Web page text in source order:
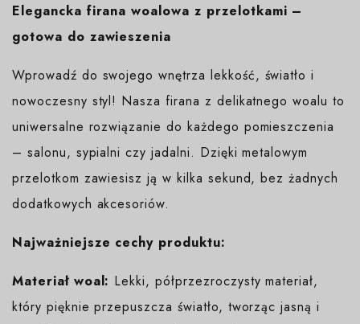
Elegancka firana woalowa z przelotkami –
gotowa do zawieszenia
Wprowadź do swojego wnętrza lekkość, światło i
nowoczesny styl! Nasza firana z delikatnego woalu to
uniwersalne rozwiązanie do każdego pomieszczenia
– salonu, sypialni czy jadalni. Dzięki metalowym
przelotkom zawiesisz ją w kilka sekund, bez żadnych
dodatkowych akcesoriów.
Najważniejsze cechy produktu:
Materiał woal: Lekki, półprzezroczysty materiał,
który pięknie przepuszcza światło, tworząc jasną i